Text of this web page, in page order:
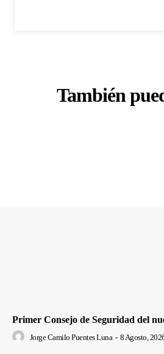
También
Primer Consejo de Seguridad del
Jorge Camilo Puentes Luna - 8 Agosto,